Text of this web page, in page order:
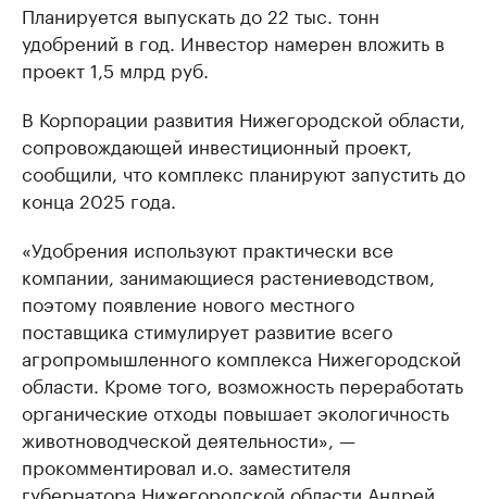
Планируется выпускать до 22 тыс. тонн
удобрений в год. Инвестор намерен вложить в
проект 1,5 млрд руб.
В Корпорации развития Нижегородской области,
сопровождающей инвестиционный проект,
сообщили, что комплекс планируют запустить до
конца 2025 года.
«Удобрения используют практически все
компании, занимающиеся растениеводством,
поэтому появление нового местного
поставщика стимулирует развитие всего
агропромышленного комплекса Нижегородской
области. Кроме того, возможность переработать
органические отходы повышает экологичность
животноводческой деятельности», —
прокомментировал и.о. заместителя
губернатора Нижегородской области Андрей